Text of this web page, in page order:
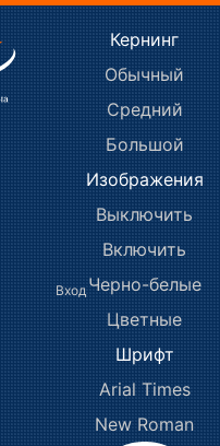
Кернинг
Обычный
Средний
Большой
Изображения
Выключить
Включить
Черно-белые
Цветные
Шрифт
Arial Times
New Roman
Вход